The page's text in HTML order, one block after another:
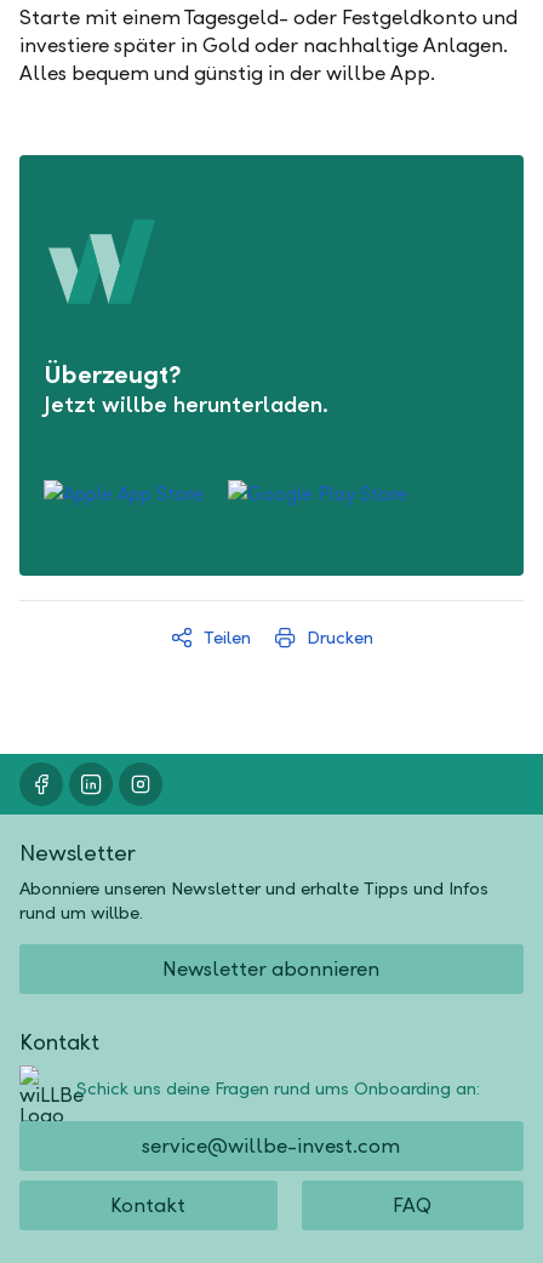
Starte mit einem Tagesgeld- oder Festgeldkonto und
investiere später in Gold oder nachhaltige Anlagen.
Alles bequem und günstig in der willbe App.
Überzeugt?
Jetzt willbe herunterladen.
Teilen Drucken
Newsletter
Abonniere unseren Newsletter und erhalte Tipps und Infos
rund um willbe.
Newsletter abonnieren
Kontakt
Schick uns deine Fragen rund ums Onboarding an:
service@willbe-invest.com
Kontakt FAQ